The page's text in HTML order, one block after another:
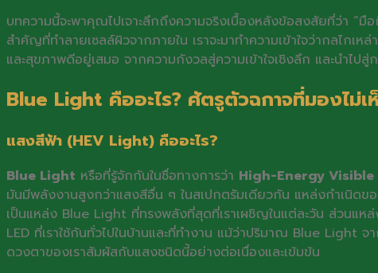
บทความนี้จะพาคุณไปเจาะลึกถึงความจริงเบื้องหลังข้อสงสัยที่ว่า “มื
สำคัญที่ทำลายเซลล์ผิวจากภายใน เราจะมาทำความเข้าใจว่ากลไก
และสุขภาพดีอยู่เสมอ จากความกังวลสู่ความเข้าใจเชิงลึก และนำไป
Blue Light คืออะไร? ศัตรูตัวฉกาจที่มองไม่
แสงสีฟ้า (HEV Light) คืออะไร?
Blue Light หรือที่รู้จักกันในชื่อทางการว่า High-Energy
มันมีพลังงานสูงกว่าแสงสีอื่น ๆ ในสเปกตรัมเดียวกัน แหล่งกำเนิดข
เป็นแหล่ง Blue Light ที่ทรงพลังที่สุดที่เราเผชิญในแต่ละวัน ส่วนแ
LED ที่เราใช้กันทั่วไปในบ้านและที่ทำงาน แม้ว่าปริมาณ Blue Light
ดวงตาของเราสัมผัสกับแสงชนิดนี้อย่างต่อเนื่องและเข้มข้น